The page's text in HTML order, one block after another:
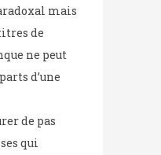
mais
de
ne peut
d’une
de pas
qui